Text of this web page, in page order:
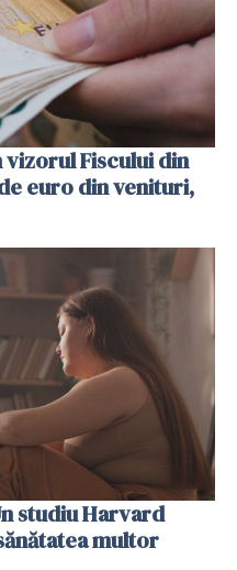
Fiscului din
euro din venituri,
studiu Harvard
multor